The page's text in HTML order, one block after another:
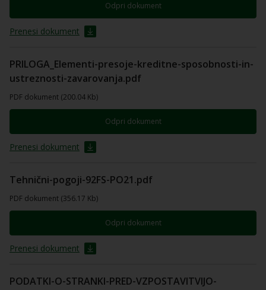
Odpri dokument
Prenesi dokument
PRILOGA_Elementi-presoje-kreditne-sposobnosti-in-
ustreznosti-zavarovanja.pdf
PDF dokument (200.04 Kb)
Odpri dokument
Prenesi dokument
Tehnični-pogoji-92FS-PO21.pdf
PDF dokument (356.17 Kb)
Odpri dokument
Prenesi dokument
PODATKI-O-STRANKI-PRED-VZPOSTAVITVIJO-